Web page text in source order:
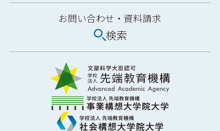
お問い合わせ・資料請求
検索